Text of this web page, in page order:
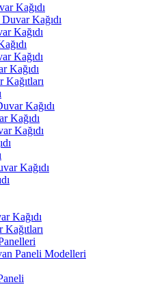
Kağıdı
Kağıdı
Kağıdı
Kağıdı
Kağıdı
Kağıdı
Kağıdı
Kağıdı
Kağıdı
Kağıdı
Paneli Modelleri